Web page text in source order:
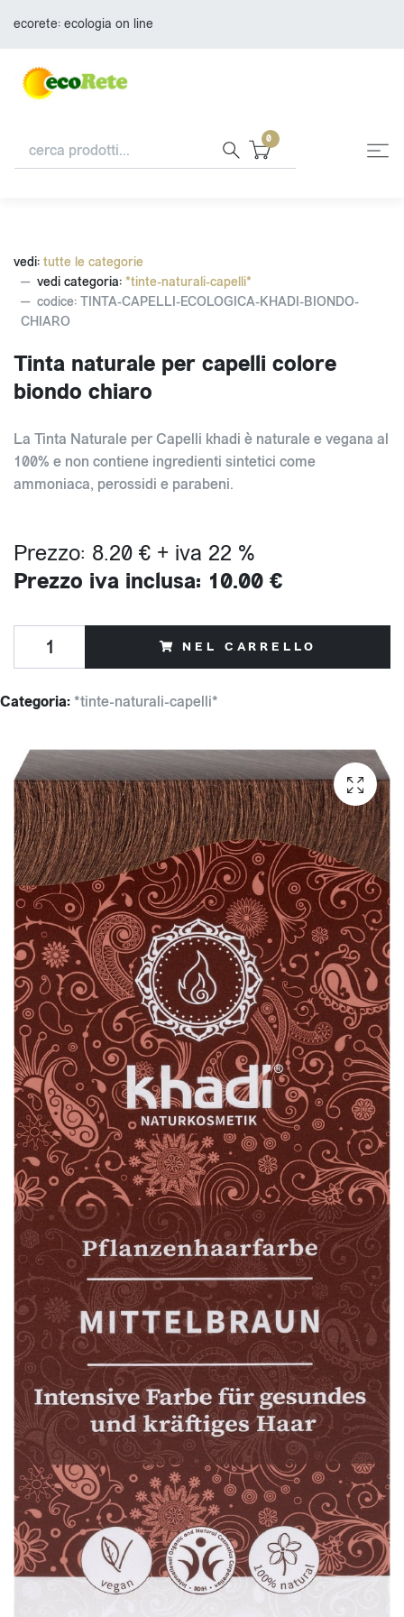
ecorete: ecologia on line
0
vedi: tutte le categorie
vedi categoria: *tinte-naturali-capelli*
codice: TINTA-CAPELLI-ECOLOGICA-KHADI-BIONDO-
CHIARO
Tinta naturale per capelli colore
biondo chiaro
La Tinta Naturale per Capelli khadi è naturale e vegana al
100% e non contiene ingredienti sintetici come
ammoniaca, perossidi e parabeni.
Prezzo: 8.20 € + iva 22 %
Prezzo iva inclusa: 10.00 €
NEL CARRELLO
Categoria: *tinte-naturali-capelli*